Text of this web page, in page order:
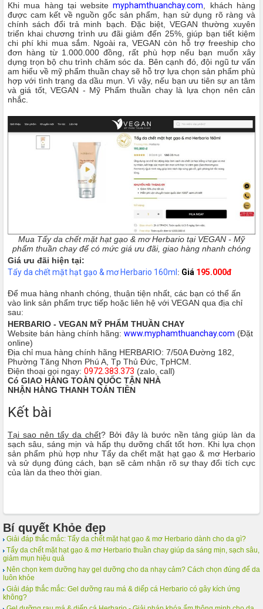
Khi mua hàng tại websitemyphamthuanchay.com, khách hàng
được cam kết về nguồn gốc sản phẩm, hạn sử dụng rõ ràng và
chính sách đổi trả minh bạch. Đặc biệt, VEGAN thường xuyên
triển khai chương trình ưu đãi giảm đến 25%, giúp bạn tiết kiệm
chi phí khi mua sắm. Ngoài ra, VEGAN còn hỗ trợ freeship cho
đơn hàng từ 1.000.000 đồng, rất phù hợp nếu bạn muốn xây
dựng trọn bộ chu trình chăm sóc da. Bên cạnh đó, đội ngũ tư vấn
am hiểu về mỹ phẩm thuần chay sẽ hỗ trợ lựa chọn sản phẩm phù
hợp với tình trạng da dầu mụn. Vì vậy, nếu bạn ưu tiên sự an tâm
và giá tốt, VEGAN - Mỹ Phẩm thuần chay là lựa chọn nên cân
nhắc.
Mua Tẩy da chết mặt hạt gạo & mơ Herbario tại VEGAN - Mỹ
phẩm thuần chay để có mức giá ưu đãi, giao hàng nhanh chóng
Giá ưu đãi hiện tại:
Tẩy da chết mặt hạt gạo & mơ Herbario 160ml : Giá 195.000đ
Để mua hàng nhanh chóng, thuận tiện nhất, các bạn có thể ấn
vào link sản phẩm trực tiếp hoặc liên hệ với VEGAN qua địa chỉ
sau:
HERBARIO - VEGAN MỸ PHẨM THUẦN CHAY
Website bán hàng chính hãng: www.myphamthuanchay.com (Đặt
online)
Địa chỉ mua hàng chính hãng HERBARIO: 7/50A Đường 182,
Phường Tăng Nhơn Phú A, Tp Thủ Đức, TpHCM.
Điện thoại gọi ngay: 0972.383.373 (zalo, call)
Có GIAO HÀNG TOÀN QUỐC TẬN NHÀ
NHẬN HÀNG THANH TOÁN TIỀN
Kết bài
Tại sao nên tẩy da chết? Bởi đây là bước nền tảng giúp làn da
sạch sâu, sáng mịn và hấp thụ dưỡng chất tốt hơn. Khi lựa chọn
sản phẩm phù hợp như Tẩy da chết mặt hạt gạo & mơ Herbario
và sử dụng đúng cách, bạn sẽ cảm nhận rõ sự thay đổi tích cực
của làn da theo thời gian.
Bí quyết Khỏe đẹp
Giải đáp thắc mắc: Tẩy da chết mặt hạt gạo & mơ Herbario dành cho da gì?
Tẩy da chết mặt hạt gạo & mơ Herbario thuần chay giúp da sáng mịn, sạch sâu,
giảm mụn hiệu quả
Nên chọn kem dưỡng hay gel dưỡng cho da nhạy cảm? Cách chọn đúng để da
luôn khỏe
Giải đáp thắc mắc: Gel dưỡng rau má & diếp cá Herbario có gây kích ứng
không?